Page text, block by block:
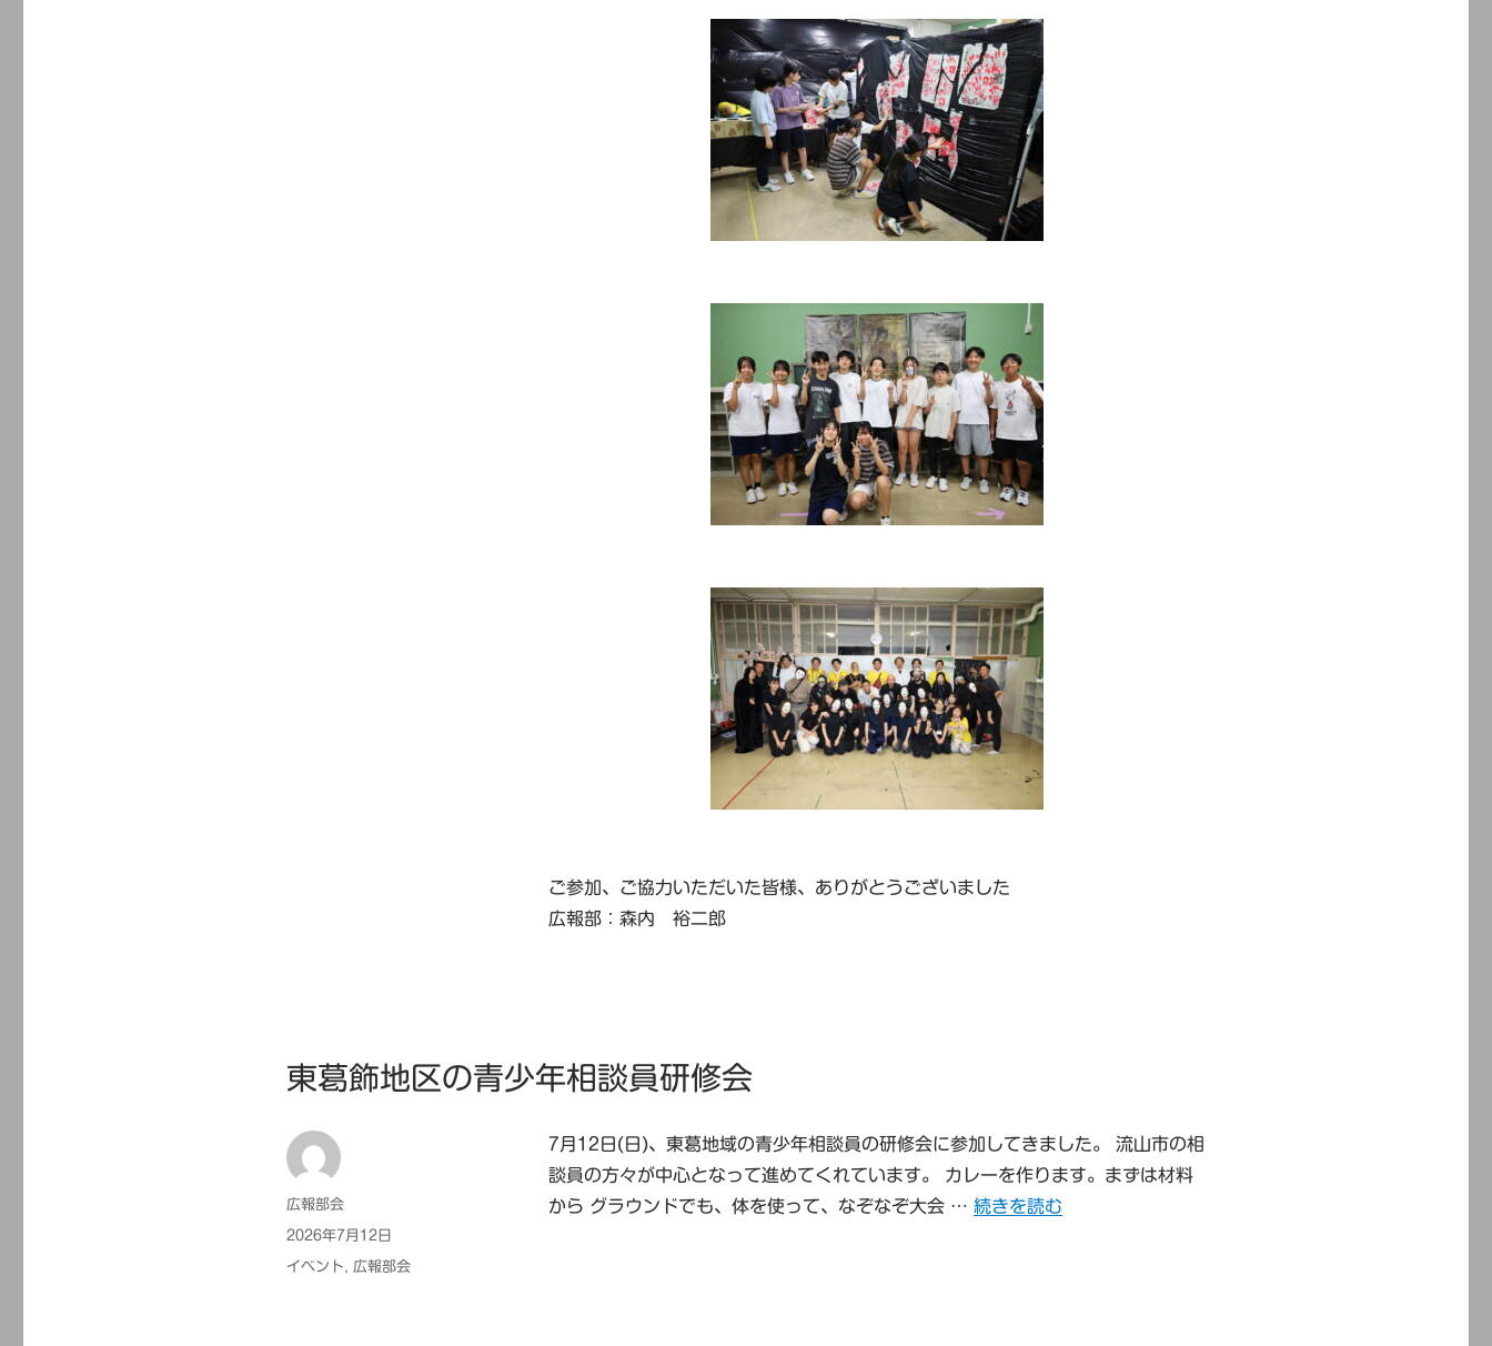
ご参加、ご協力いただいた皆様、ありがとうございました
広報部：森内 裕二郎
東葛飾地区の青少年相談員研修会
7月12日(日)、東葛地域の青少年相談員の研修会に参加してきました。 流山市の相
談員の方々が中心となって進めてくれています。 カレーを作ります。まずは材料
から グラウンドでも、体を使って、なぞなぞ大会 …“東葛飾地区の青少年相談員研修会” の
続きを読む
投
稿
広報部会
投
稿
2026年7月12日
カ
イベント, 広報部会